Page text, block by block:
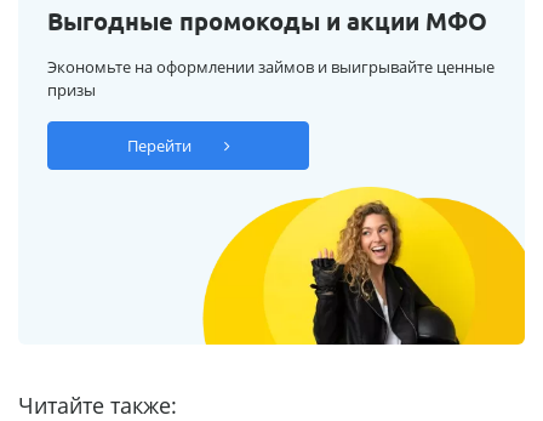
Выгодные промокоды и акции МФО
Экономьте на оформлении займов и выигрывайте ценные
призы
Перейти
Читайте также: